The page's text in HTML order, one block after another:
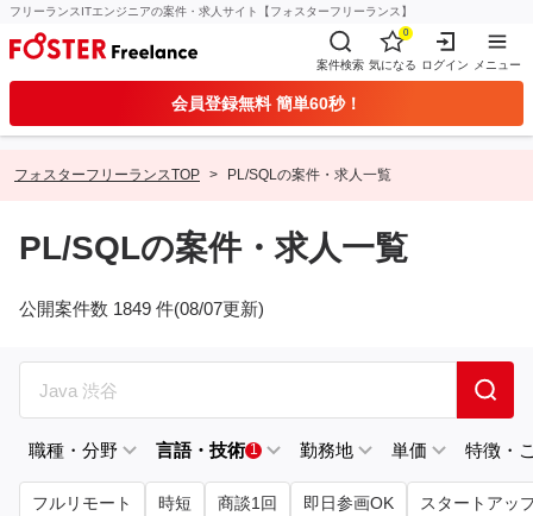
フリーランスITエンジニアの案件・求人サイト【フォスターフリーランス】
案件検索
0
気になる ログイン メニュー
会員登録無料 簡単60秒！
フォスターフリーランスTOP PL/SQLの案件・求人一覧
PL/SQLの案件・求人一覧
公開案件数 1849 件(08/07更新)
職種・分野 言語・技術 1 勤務地 単価 特徴・
フルリモート 時短 商談1回 即日参画OK スタートアッ